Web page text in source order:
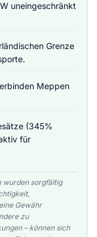
uneingeschränkt
Grenze
Meppen
(345%
für
wurden sorgfältig
Gewähr
zu
– können sich